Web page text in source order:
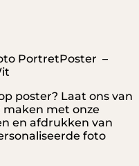
PortretPoster –
poster? Laat ons van
met onze
en afdrukken van
foto